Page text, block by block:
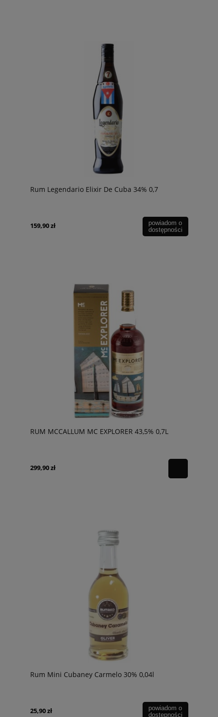
Rum Legendario Elixir De Cuba 34% 0,7
159,90 zł
powiadom o
dostępności
RUM MCCALLUM MC EXPLORER 43,5% 0,7L
299,90 zł
Rum Mini Cubaney Carmelo 30% 0,04l
25,90 zł
powiadom o
dostępności